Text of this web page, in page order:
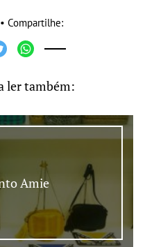
• Compartilhe:
ler também:
Amie